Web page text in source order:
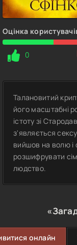
Оцінка
0
Талановитий
його масштабні
істоту зі
з'являється
вийшов на волю і
розшифрувати
людство.
онлайн